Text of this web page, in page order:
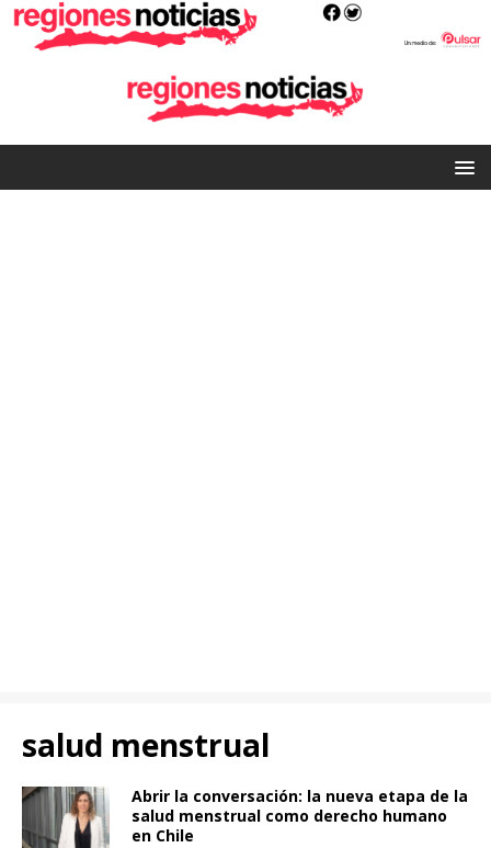
salud menstrual
Abrir la conversación: la nueva etapa de la
salud menstrual como derecho humano
en Chile